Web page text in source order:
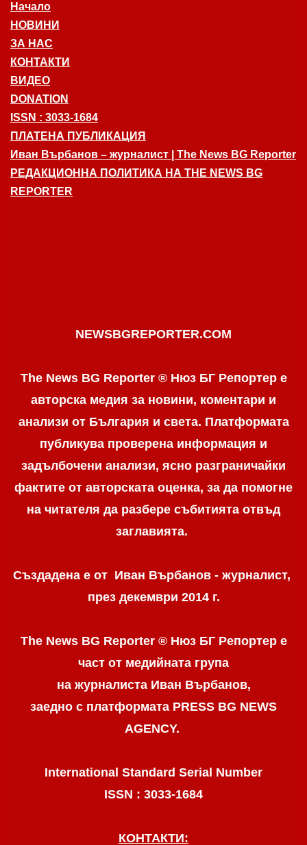
Начало
НОВИНИ
ЗА НАС
КОНТАКТИ
ВИДЕО
DONATION
ISSN : 3033-1684
ПЛАТЕНА ПУБЛИКАЦИЯ
Иван Върбанов – журналист | The News BG Reporter
РЕДАКЦИОННА ПОЛИТИКА НА THE NEWS BG
REPORTER
NEWSBGREPORTER.COM
The News BG Reporter ® Нюз БГ Репортер е
авторска медия за новини, коментари и
анализи от България и света. Платформата
публикува проверена информация и
задълбочени анализи, ясно разграничaйки
фактите от авторската оценка, за да помогне
на читателя да разбере събитията отвъд
заглавията.
Създадена е от Иван Върбанов - журналист,
през декември 2014 г.
The News BG Reporter ® Нюз БГ Репортере
част от медийната група
на журналиста Иван Върбанов,
заедно с платформата PRESS BG NEWS
AGENCY.
International Standard Serial Number
ISSN : 3033-1684
КОНТАКТИ: